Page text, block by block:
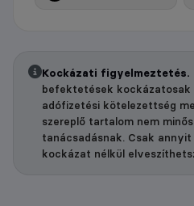
Kockázati figyelmeztetés.
befektetések kockázatosak
adófizetési kötelezettség
szereplő tartalom nem
tanácsadásnak. Csak
kockázat nélkül